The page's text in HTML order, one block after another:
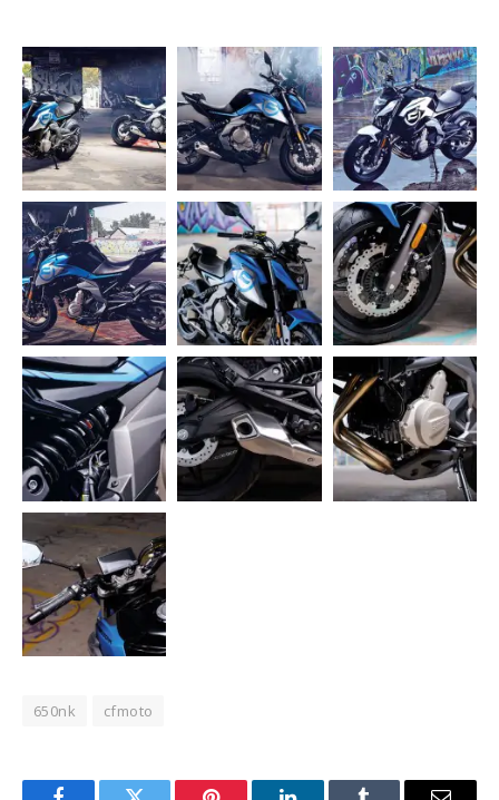
650nk cfmoto